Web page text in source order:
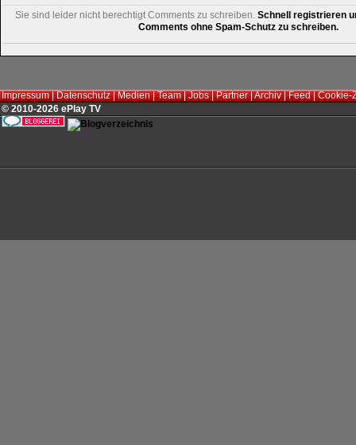
Sie sind leider nicht berechtigt Comments zu schreiben. Schnell registrieren
Comments ohne Spam-Schutz zu schreiben.
Impressum|Datenschutz|Medien|Team|Jobs|Partner|Archiv|Feed|Cookie-
© 2010-2026 ePlay TV